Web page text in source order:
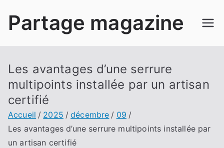
Partage magazine
Les avantages d’une serrure
multipoints installée par un artisan
certifié
Accueil 2025 décembre
09
Les avantages d’une serrure multipoints installée par
un artisan certifié